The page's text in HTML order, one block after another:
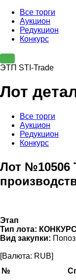
Все торги
Аукцион
Редукцион
Конкурс
ЭТП STI-Trade
Лот
Все торги
Аукцион
Редукцион
Конкурс
Лот №10506
Этап
Тип лота: КОНКУРС
Вид закупки:
[Валюта: RUB]
№